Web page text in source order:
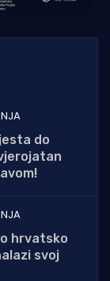
do
hrvatsko
svoj